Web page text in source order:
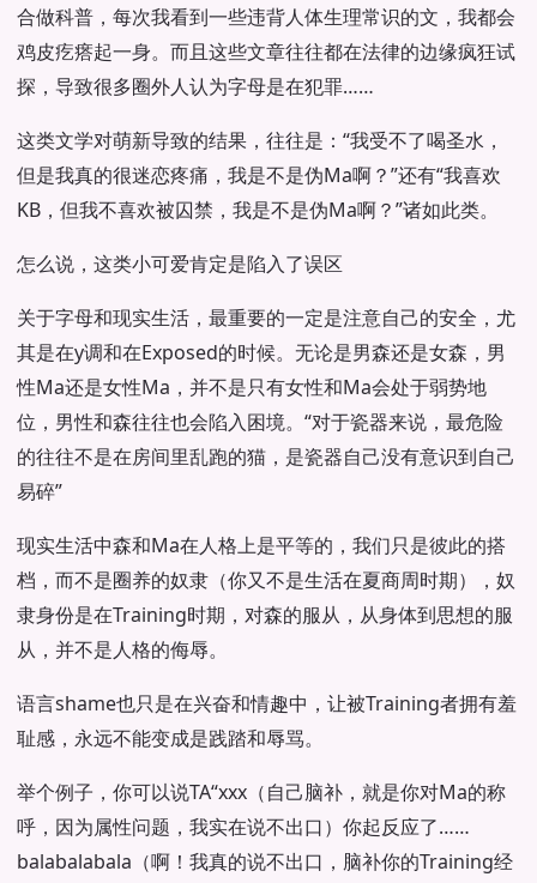
合做科普，每次我看到一些违背人体生理常识的文，我都会
鸡皮疙瘩起一身。而且这些文章往往都在法律的边缘疯狂试
探，导致很多圈外人认为字母是在犯罪……
这类文学对萌新导致的结果，往往是：“我受不了喝圣水，
但是我真的很迷恋疼痛，我是不是伪Ma啊？”还有“我喜欢
KB，但我不喜欢被囚禁，我是不是伪Ma啊？”诸如此类。
怎么说，这类小可爱肯定是陷入了误区
关于字母和现实生活，最重要的一定是注意自己的安全，尤
其是在y调和在Exposed的时候。无论是男森还是女森，男
性Ma还是女性Ma，并不是只有女性和Ma会处于弱势地
位，男性和森往往也会陷入困境。“对于瓷器来说，最危险
的往往不是在房间里乱跑的猫，是瓷器自己没有意识到自己
易碎”
现实生活中森和Ma在人格上是平等的，我们只是彼此的搭
档，而不是圈养的奴隶（你又不是生活在夏商周时期），奴
隶身份是在Training时期，对森的服从，从身体到思想的服
从，并不是人格的侮辱。
语言shame也只是在兴奋和情趣中，让被Training者拥有羞
耻感，永远不能变成是践踏和辱骂。
举个例子，你可以说TA“xxx（自己脑补，就是你对Ma的称
呼，因为属性问题，我实在说不出口）你起反应了……
balabalabala（啊！我真的说不出口，脑补你的Training经